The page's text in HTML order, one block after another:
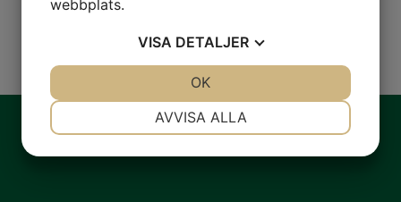
webbplats.
VISA DETALJER
AVVISA ALLA
OK